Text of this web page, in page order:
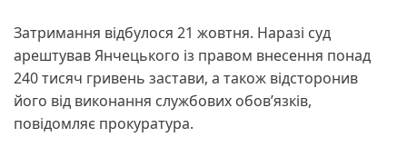
Затримання відбулося 21 жовтня. Наразі суд
арештував Янчецького із правом внесення понад
240 тисяч гривень застави, а також відсторонив
його від виконання службових обов’язків,
повідомляє прокуратура.